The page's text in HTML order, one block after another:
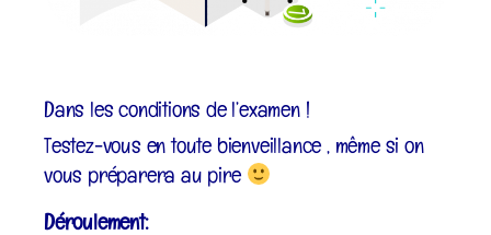
Dans les conditions de l’examen !
Testez-vous en toute bienveillance , même si on
vous préparera au pire
Déroulement: